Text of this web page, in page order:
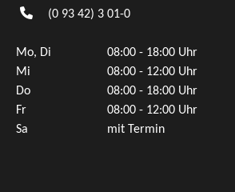
(0 93 42) 3 01-0
Mo, Di
08:00 - 18:00 Uhr
Mi
08:00 - 12:00 Uhr
Do
08:00 - 18:00 Uhr
Fr
08:00 - 12:00 Uhr
Sa
mit Termin